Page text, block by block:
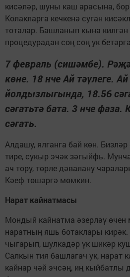
кисәләр, шуны каш арасына,
Колакларга кечкенә суган
тоталар. Башланып кына
процедурадан соң соң ук
7 февраль (сишәмбе).
көне. 18 нче Ай тәүлеге.
йолдызлыгында, 18.56
сәгатьтә бата. 3 нче
сәгать.
Алдашу, ялганга бай көн.
тире, сукыр эчәк зәгыйфь.
ач тору, төрле дәвалану
Кәеф төшәргә мөмкин.
Нарат кайнатмасы
Мондый кайнатма әзерләү
наратның яшь ботаклары
чыгарып, шулкадәр үк шикәр
Салкын тия башлагач ук, нарат
кайнар чәй эчсәң, иң кыйбатлы